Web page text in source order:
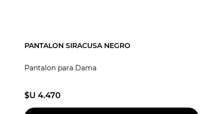
PANTALON SIRACUSA NEGRO
Pantalon para Dama
$U 4.470